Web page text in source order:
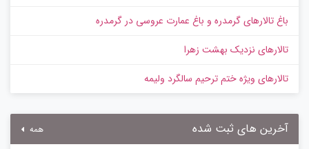
باغ تالارهای گرمدره و باغ عمارت عروسی در گرمدره
تالارهای نزدیک بهشت زهرا
تالارهای ویژه ختم ترحیم سالگرد ولیمه
آخرین های ثبت شده همه